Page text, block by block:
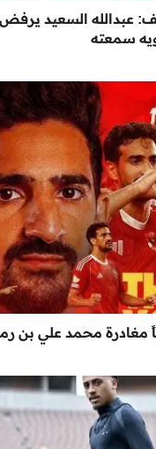
عبدالله السعيد
سمعته
مغادرة محمد علي بن